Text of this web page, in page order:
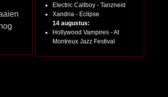
Electric Callboy - Tanzneid
Xandria - Eclipse
14 augustus:
Hollywood Vampires - At
Montreux Jazz Festival